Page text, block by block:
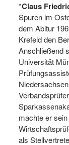
*Claus
Spuren im
dem Abitur
Krefeld den
Anschließend
Universität
machte er
als